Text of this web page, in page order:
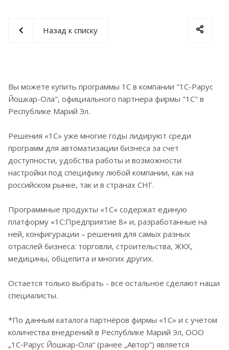
Назад к списку
Вы можете купить программы 1С в компании "1С-Рарус
Йошкар-Ола", официального партнера фирмы "1С" в
Республике Марий Эл.
Решения «1С» уже многие годы лидируют среди
программ для автоматизации бизнеса за счет
доступности, удобства работы и возможности
настройки под специфику любой компании, как на
российском рынке, так и в странах СНГ.
Программные продукты «1С« содержат единую
платформу «1С:Предприятие 8» и, разработанные на
ней, конфигурации – решения для самых разных
отраслей бизнеса: торговли, строительства, ЖКХ,
медицины, общепита и многих других.
Остается только выбрать - все остальное сделают наши
специалисты.
*По данным каталога партнёров фирмы «1С» и с учетом
количества внедрений в Республике Марий Эл, ООО
„1С‑Рарус Йошкар‑Ола“ (ранее „Автор“) является